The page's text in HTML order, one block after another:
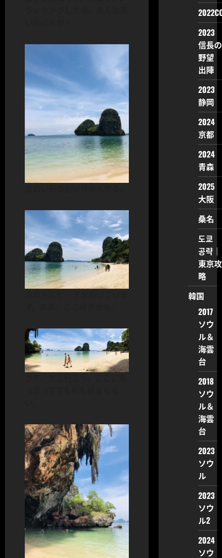
2023
信長の
野望
出陣
2023
静岡
2024
京都
2024
青森
2025
大阪
桑名
도쿄
공략｜
東京攻
略
韓国
2017
ソウ
ル＆
海雲
台
2018
ソウ
ル＆
海雲
台
2023
ソウ
ル
2023
ソウ
ル2
2024
ソウ